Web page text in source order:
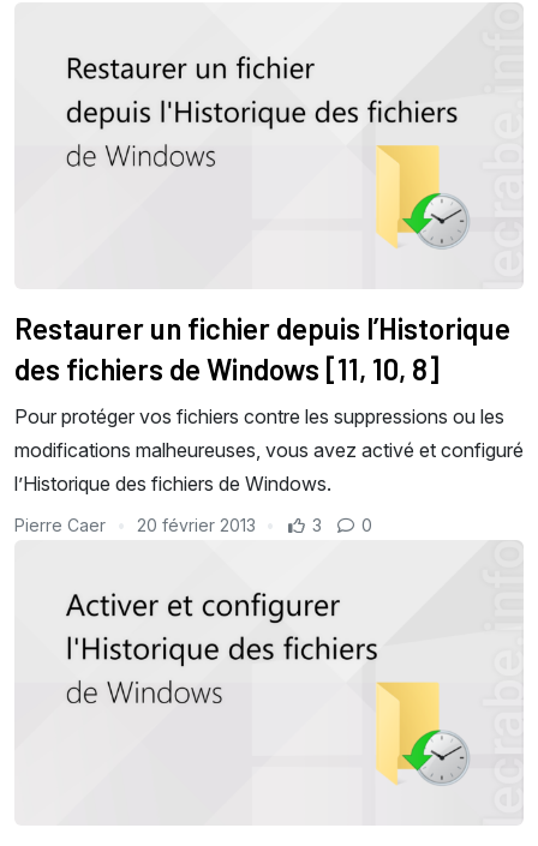
Restaurer un fichier depuis l’Historique
des fichiers de Windows [11, 10, 8]
Pour protéger vos fichiers contre les suppressions ou les
modifications malheureuses, vous avez activé et configuré
l’Historique des fichiers de Windows.
Pierre Caer 20 février 2013 3 0